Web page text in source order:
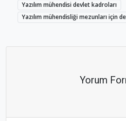
Yazılım mühendisi devlet kadroları
Yazılım mühendisliği mezunları için
Yorum